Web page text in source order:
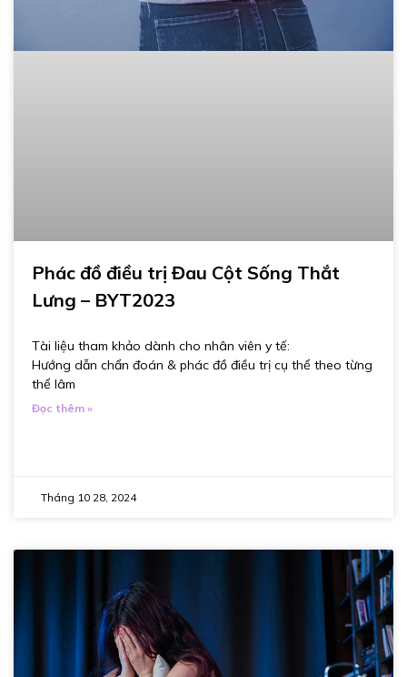
Phác đồ điều trị Đau Cột Sống Thắt
Lưng – BYT2023
Tài liệu tham khảo dành cho nhân viên y tế:
Hướng dẫn chẩn đoán & phác đồ điều trị cụ thể theo từng
thể lâm
Đọc thêm »
Tháng 10 28, 2024